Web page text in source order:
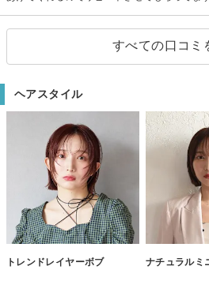
んでした。極め付けは、カット後の洗髪も水
まで通った美容院の中でこんな対応をされた
4000円支払ったのかと思うと、ただただ虚
ー・ブローのみで入店した際に対応をして
店で購入したヘアワックスが良かっただけに
すべての口コミ
ヘアスタイル
トレンドレイヤーボブ ナチュラルミ